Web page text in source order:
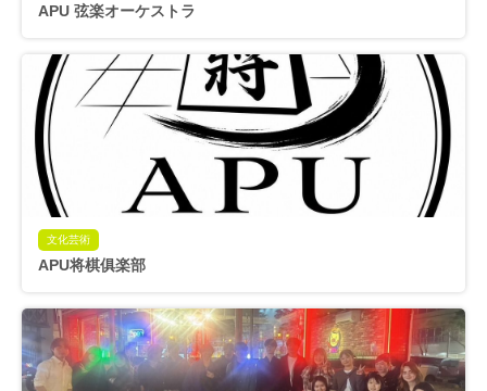
APU 弦楽オーケストラ
文化芸術
APU将棋俱楽部